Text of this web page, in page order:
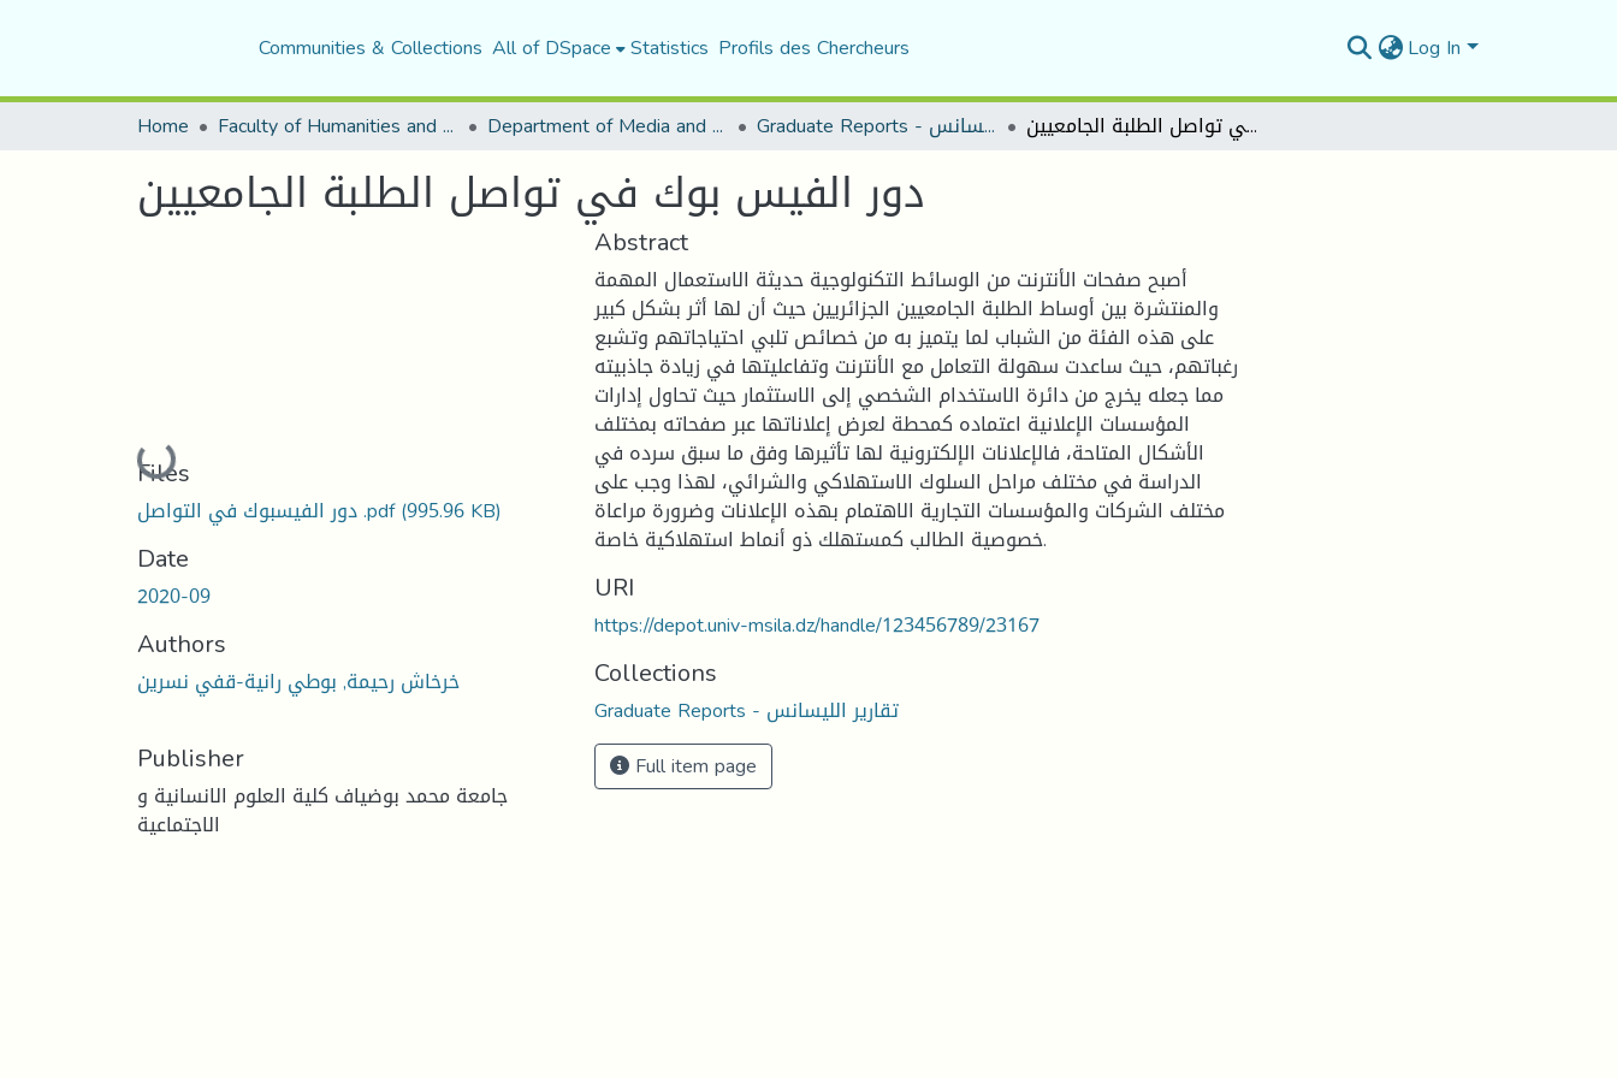
Communities & Collections All of DSpace Statistics Profils des Chercheurs Log In
Home Faculty of Humanities and Social Sciences Department of Media and Communication Studies Graduate Reports - تقارير الليسانس دور الفيس بوك في تواصل الطلبة الجامعيين
دور الفيس بوك في تواصل الطلبة الجامعيين
Loading...
Files
دور الفيسبوك في التواصل .pdf(995.96 KB)
Date
2020-09
Authors
خرخاش رحيمة, بوطي رانية-قفي نسرين
Publisher
جامعة محمد بوضياف كلية العلوم الانسانية و
الاجتماعية
Abstract
أصبح صفحات الأنترنت من الوسائط التكنولوجية حديثة الاستعمال المهمة
والمنتشرة بين أوساط الطلبة الجامعيين الجزائريين حيث أن لها أثر بشكل كبير
على هذه الفئة من الشباب لما يتميز به من خصائص تلبي احتياجاتهم وتشبع
رغباتهم، حيث ساعدت سهولة التعامل مع الأنترنت وتفاعليتها في زيادة جاذبيته
مما جعله يخرج من دائرة الاستخدام الشخصي إلى الاستثمار حيث تحاول إدارات
المؤسسات الإعلانية اعتماده كمحطة لعرض إعلاناتها عبر صفحاته بمختلف
الأشكال المتاحة، فالإعلانات الإلكترونية لها تأثيرها وفق ما سبق سرده في
الدراسة في مختلف مراحل السلوك الاستهلاكي والشرائي، لهذا وجب على
مختلف الشركات والمؤسسات التجارية الاهتمام بهذه الإعلانات وضرورة مراعاة
خصوصية الطالب كمستهلك ذو أنماط استهلاكية خاصة.
URI
https://depot.univ-msila.dz/handle/123456789/23167
Collections
Graduate Reports - تقارير الليسانس
Full item page